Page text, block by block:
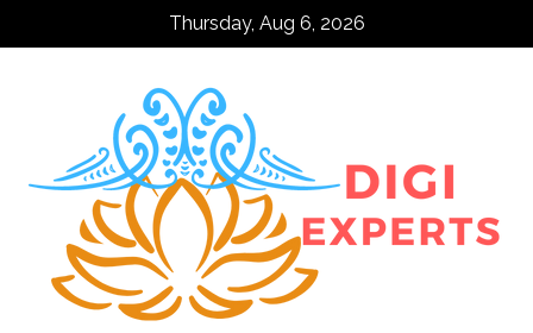
Thursday, Aug 6, 2026